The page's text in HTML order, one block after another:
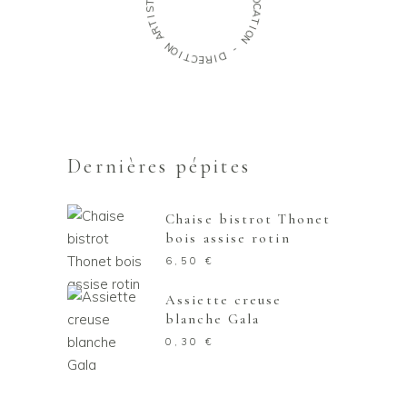
C
A
T
I
O
N
-
D
I
R
E
C
T
I
O
N
A
R
T
I
S
Dernières pépites
Chaise bistrot Thonet
bois assise rotin
6,50 €
Assiette creuse
blanche Gala
0,30 €